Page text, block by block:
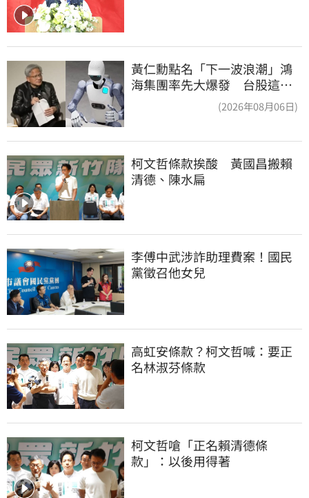
黃仁勳點名「下一波浪潮」鴻
海集團率先大爆發 台股這族
(2026年08月06日)
柯文哲條款挨酸　黃國昌搬賴
清德、陳水扁
李傅中武涉詐助理費案！國民
黨徵召他女兒
高虹安條款？柯文哲喊：要正
名林淑芬條款
柯文哲嗆「正名賴清德條
款」：以後用得著